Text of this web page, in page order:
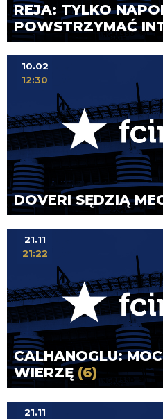
REJA: TYLKO
POWSTRZYMAĆ
DOVERI SĘDZIĄ
10.02
12:30
CALHANOGLU:
WIERZĘ (6)
21.11
21:22
21.11